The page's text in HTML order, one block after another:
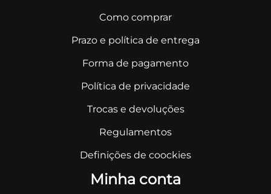
Como comprar
Prazo e política de entrega
Forma de pagamento
Política de privacidade
Trocas e devoluções
Regulamentos
Definições de coockies
Minha conta